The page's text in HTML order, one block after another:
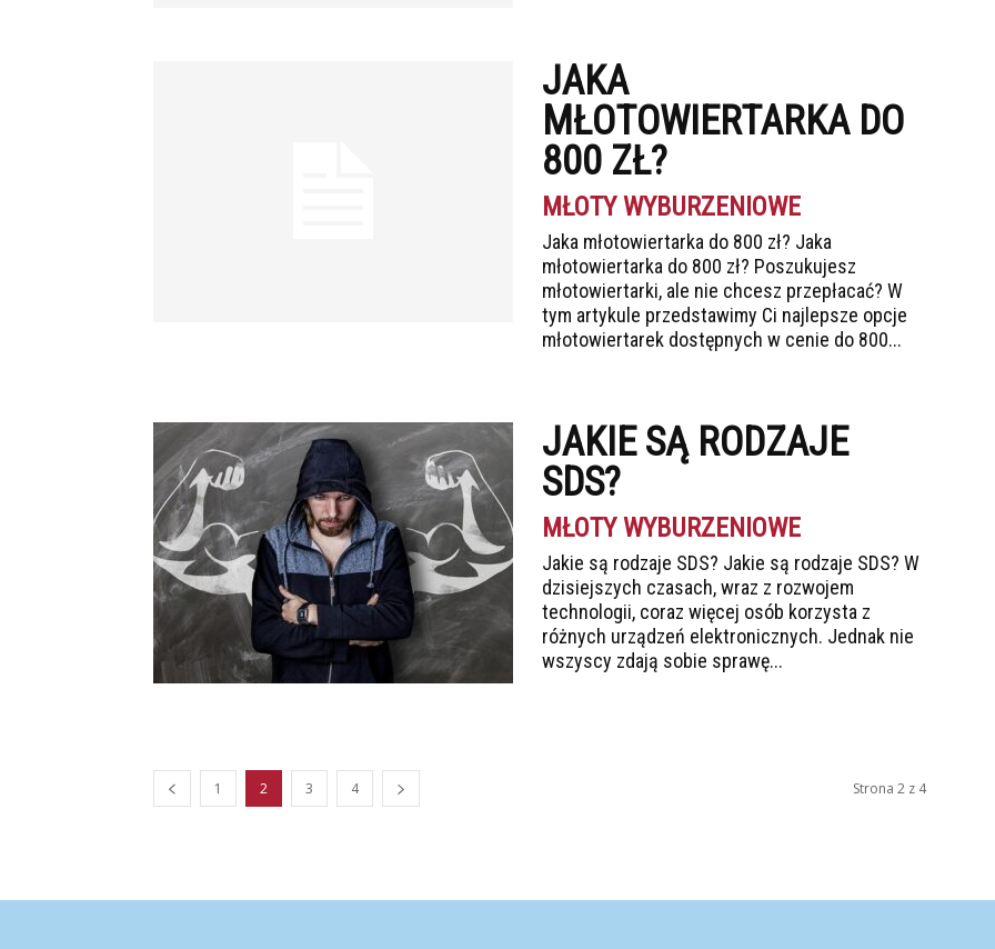
JAKA
MŁOTOWIERTARKA DO
800 ZŁ?
MŁOTY WYBURZENIOWE
Jaka młotowiertarka do 800 zł? Jaka
młotowiertarka do 800 zł? Poszukujesz
młotowiertarki, ale nie chcesz przepłacać? W
tym artykule przedstawimy Ci najlepsze opcje
młotowiertarek dostępnych w cenie do 800...
JAKIE SĄ RODZAJE
SDS?
MŁOTY WYBURZENIOWE
Jakie są rodzaje SDS? Jakie są rodzaje SDS? W
dzisiejszych czasach, wraz z rozwojem
technologii, coraz więcej osób korzysta z
różnych urządzeń elektronicznych. Jednak nie
wszyscy zdają sobie sprawę...
1 2 3 4 Strona 2 z 4